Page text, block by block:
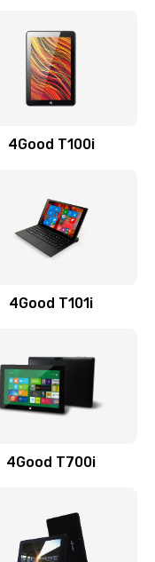
4Good T100i
4Good T101i
4Good T700i